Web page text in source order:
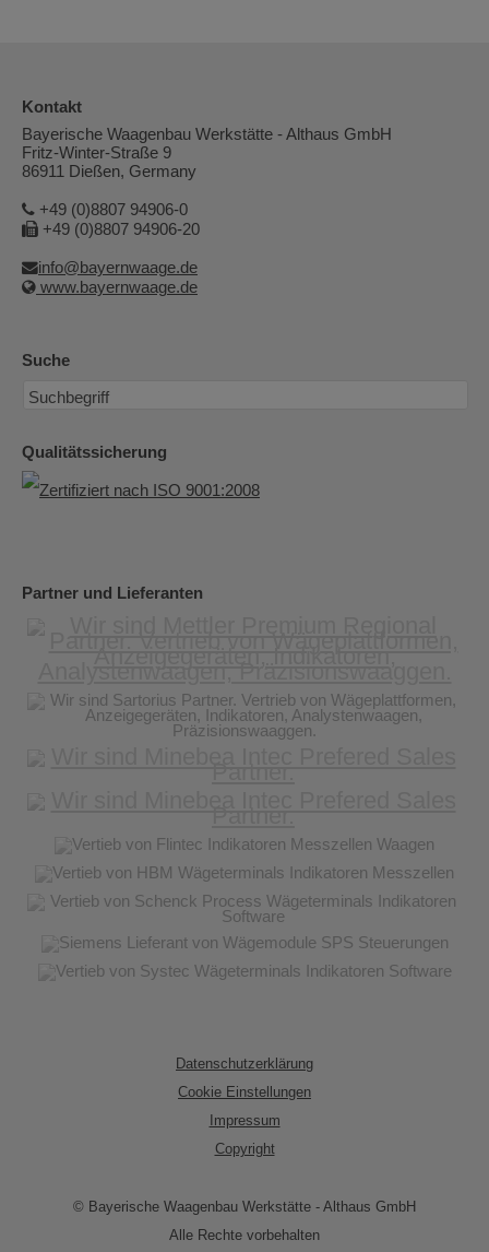
Kontakt
Bayerische Waagenbau Werkstätte - Althaus GmbH
Fritz-Winter-Straße 9
86911 Dießen, Germany
+49 (0)8807 94906-0
+49 (0)8807 94906-20
info@bayernwaage.de
www.bayernwaage.de
Suche
Qualitätssicherung
Partner und Lieferanten
Datenschutzerklärung
Cookie Einstellungen
Impressum
Copyright
© Bayerische Waagenbau Werkstätte - Althaus GmbH
Alle Rechte vorbehalten